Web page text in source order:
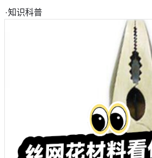
·知识科普